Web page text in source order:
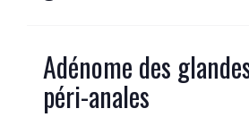
Adénome des
péri-anales